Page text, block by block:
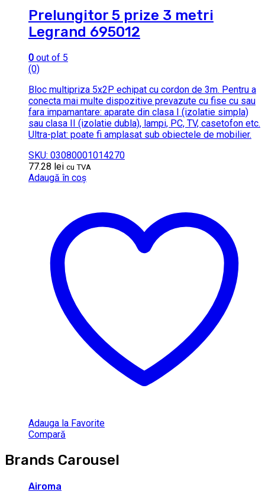
Prelungitor 5 prize 3 metri
Legrand 695012
0 out of 5
(0)
Bloc multipriza 5x2P echipat cu cordon de 3m. Pentru a
conecta mai multe dispozitive prevazute cu fise cu sau
fara impamantare: aparate din clasa I (izolatie simpla)
sau clasa II (izolatie dubla), lampi, PC, TV, casetofon etc.
Ultra-plat: poate fi amplasat sub obiectele de mobilier.
SKU: 03080001014270
77.28 lei cu TVA
Adaugă în coș
Adauga la Favorite
Compară
Brands Carousel
Airoma